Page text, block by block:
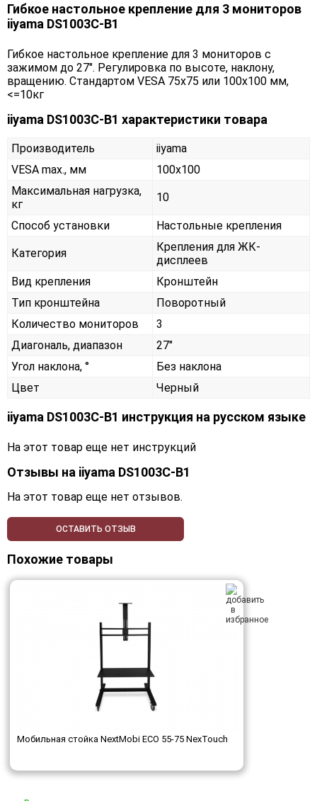
Гибкое настольное крепление для 3 мониторов
iiyama DS1003C-B1
Гибкое настольное крепление для 3 мониторов с
зажимом до 27". Регулировка по высоте, наклону,
вращению. Стандартом VESA 75x75 или 100x100 мм,
<=10кг
iiyama DS1003C-B1 характеристики товара
Производитель
iiyama
VESA max., мм
100x100
Максимальная нагрузка,
кг
10
Способ установки Настольные крепления
Категория
Крепления для ЖК-
дисплеев
Вид крепления
Кронштейн
Тип кронштейна
Поворотный
Количество мониторов
3
Диагональ, диапазон
27"
Угол наклона, °
Без наклона
Цвет
Черный
iiyama DS1003C-B1 инструкция на русском языке
На этот товар еще нет инструкций
Отзывы на iiyama DS1003C-B1
На этот товар еще нет отзывов.
ОСТАВИТЬ ОТЗЫВ
Похожие товары
Мобильная стойка NextMobi ECO 55-75 NexTouch